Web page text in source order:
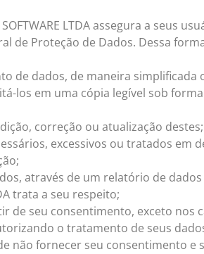
SOFTWARE LTDA assegura a seus
de Proteção de Dados. Dessa
de dados, de maneira
los em uma cópia legível sob
correção ou atualização destes;
excessivos ou tratados em
através de um relatório de dados
trata a seu respeito;
de seu consentimento, exceto nos
o tratamento de seus
não fornecer seu consentimento e